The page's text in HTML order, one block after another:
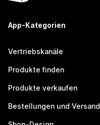
App-Kategorien
Vertriebskanäle
Produkte finden
Produkte verkaufen
Bestellungen und Versand